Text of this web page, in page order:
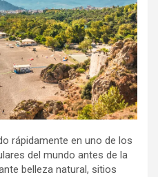
rápidamente en uno de los
del mundo antes de la
belleza natural, sitios